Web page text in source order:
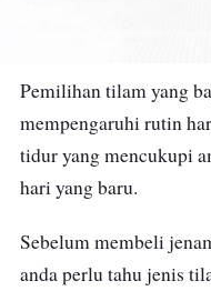
Pemilihan tilam yang
mempengaruhi rutin
tidur yang mencukupi
hari yang baru.
Sebelum membeli
anda perlu tahu jenis